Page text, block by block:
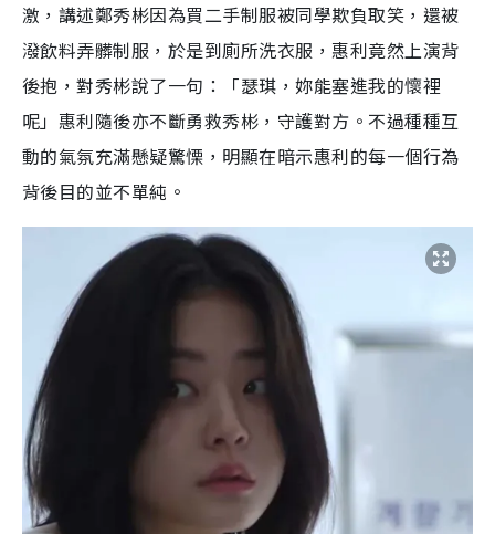
激，講述鄭秀彬因為買二手制服被同學欺負取笑，還被
潑飲料弄髒制服，於是到廁所洗衣服，惠利竟然上演背
後抱，對秀彬說了一句：「瑟琪，妳能塞進我的懷裡
呢」惠利隨後亦不斷勇救秀彬，守護對方。不過種種互
動的氣氛充滿懸疑驚慄，明顯在暗示惠利的每一個行為
背後目的並不單純。